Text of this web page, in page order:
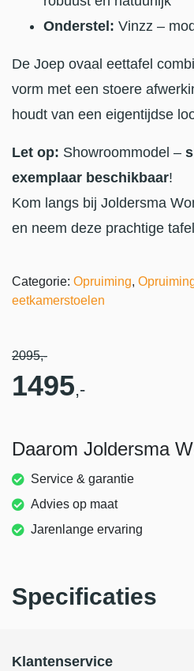
Onderstel: Vinzz –
De Joep ovaal eettafel
vorm met een stoere
houdt van een eigentijdse
Let op: Showroommodel –
exemplaar beschikbaar!
Kom langs bij Joldersma
en neem deze prachtige
Categorie: Opruiming,
eetkamerstoelen
2095,-
1495,-
Daarom Joldersma
Service & garantie
Advies op maat
Jarenlange ervaring
Specificaties
Klantenservice